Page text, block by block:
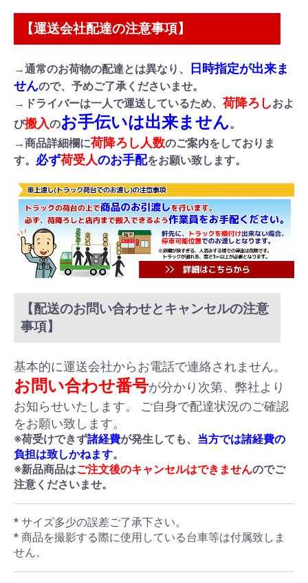
【運送会社配達の注意事項】
→通常のお荷物の配達とは異なり、
日時指定が出来ま
せんので、予めご了承くださいませ。
→ドライバーは一人で運送しているため、 荷降ろしおよ
び搬入のお手伝いは出来ません。
→商品詳細欄に荷降ろし人数のご案内をしておりま
す。 必ず荷受人のお手配をお願い致します。
【配送のお問い合わせとキャンセルの注意
事項】
基本的に運送会社からお電話で連絡されません。
お問い合わせ番号が分かり次第、弊社より
お知らせいたします。 ご自身で配達状況のご確認
をお願い致します。
※荷受けできず諸経費が発生しても、 当方では諸経費の
負担は致しかねます。
※新品商品はご注文後のキャンセルはできませんのでご
注意くださいませ。
* サイズ多少の誤差ご了承下さい。
* 商品を撮影する際に使用している台車等は付属致しま
せん。